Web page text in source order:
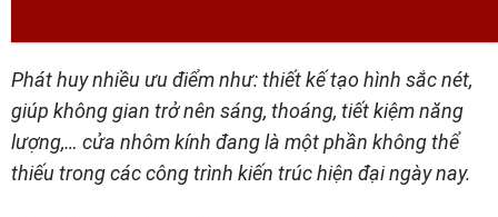
Phát huy nhiều ưu điểm như: thiết kế tạo hình sắc nét,
giúp không gian trở nên sáng, thoáng, tiết kiệm năng
lượng,… cửa nhôm kính đang là một phần không thể
thiếu trong các công trình kiến trúc hiện đại ngày nay.